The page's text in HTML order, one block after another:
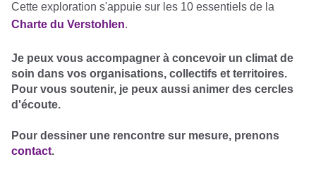
Cette exploration s'appuie sur les 10 essentiels de la
Charte du Verstohlen.
Je peux vous accompagner à concevoir un climat de
soin dans vos organisations, collectifs et territoires.
Pour vous soutenir, je peux aussi animer des cercles
d'écoute.
Pour dessiner une rencontre sur mesure, prenons
contact.